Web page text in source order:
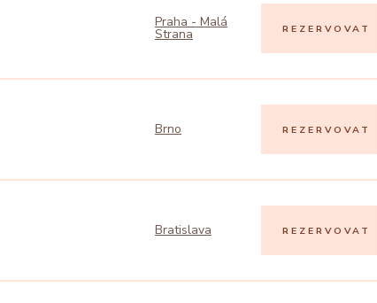
Praha - Malá
Strana REZERVOVAT
Brno REZERVOVAT
Bratislava REZERVOVAT